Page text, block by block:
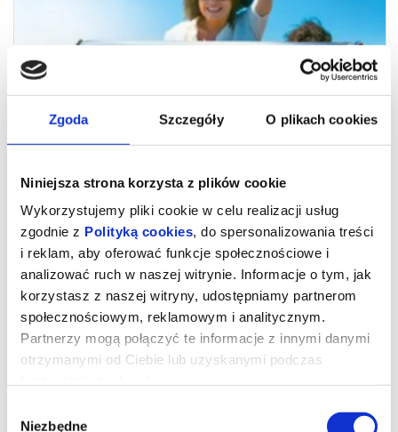
Zgoda Szczegóły O plikach cookies
Niniejsza strona korzysta z plików cookie
Wykorzystujemy pliki cookie w celu realizacji usług
zgodnie z Polityką cookies, do spersonalizowania treści
i reklam, aby oferować funkcje społecznościowe i
analizować ruch w naszej witrynie. Informacje o tym, jak
korzystasz z naszej witryny, udostępniamy partnerom
społecznościowym, reklamowym i analitycznym.
Partnerzy mogą połączyć te informacje z innymi danymi
otrzymanymi od Ciebie lub uzyskanymi podczas
Niezbędne
Wolność po Włosku
Najnowszy film Mario Martone ("Nostalgia") to elektryzujący
portret Goliardy Sapienzy – złodziejki, kochanki, więźniarki,
współczesnych włoskich pisarek. Ta dojrzała, wyzwolona kobieta
wrażliwości i pasji, a przede wszystkim nie daje sobie odebrać
prawa do życia na własnych zasadach. W postać Sapienzy wciela